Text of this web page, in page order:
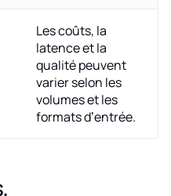
Les coûts, la
latence et la
qualité peuvent
varier selon les
volumes et les
formats d’entrée.